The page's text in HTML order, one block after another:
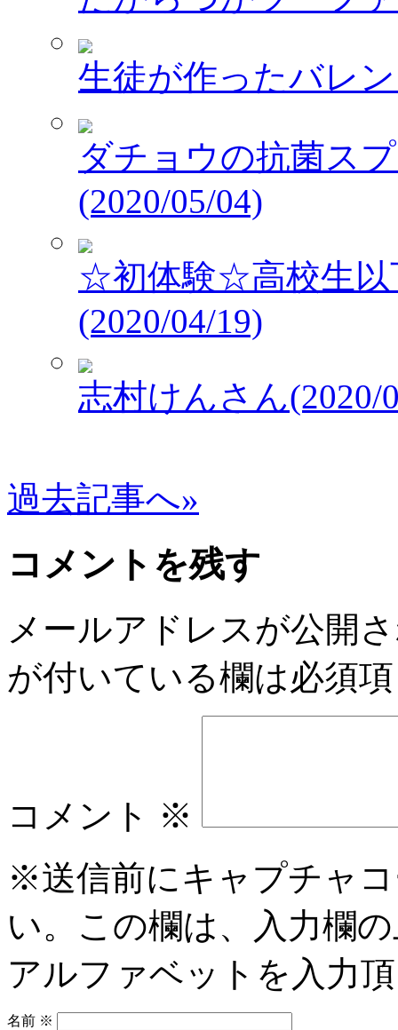
生徒が作ったバレ
ダチョウの抗菌ス
(2020/05/04)
☆初体験☆高校生以
(2020/04/19)
志村けんさん(2020/
過去記事へ»
コメントを残す
メールアドレスが公開
が付いている欄は必須
コメント ※
※送信前にキャプチャ
い。この欄は、入力欄
アルファベットを入力
名前 ※